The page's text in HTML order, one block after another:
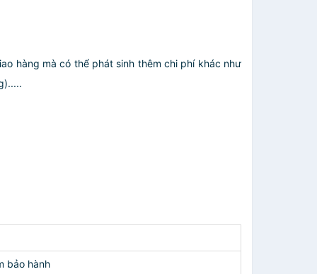
hàng mà có thể phát sinh thêm chi phí khác như
bảo hành